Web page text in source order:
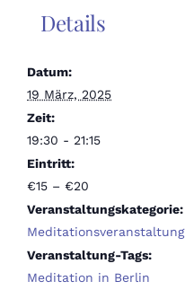
Details
Datum:
19 März, 2025
Zeit:
19:30 - 21:15
Eintritt:
€15 – €20
Veranstaltungskategorie:
Meditationsveranstaltung
Veranstaltung-Tags:
Meditation in Berlin